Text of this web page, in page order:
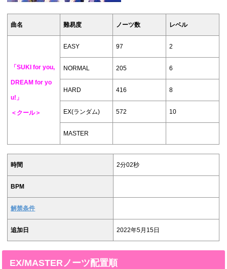
曲名 難易度 ノーツ数 レベル
「SUKI for you,
DREAM for yo
u!」
＜クール＞
EASY 97 2
NORMAL 205 6
HARD 416 8
EX(ランダム) 572 10
MASTER
時間 2分02秒
BPM
解禁条件
追加日 2022年5月15日
EX/MASTERノーツ配置順